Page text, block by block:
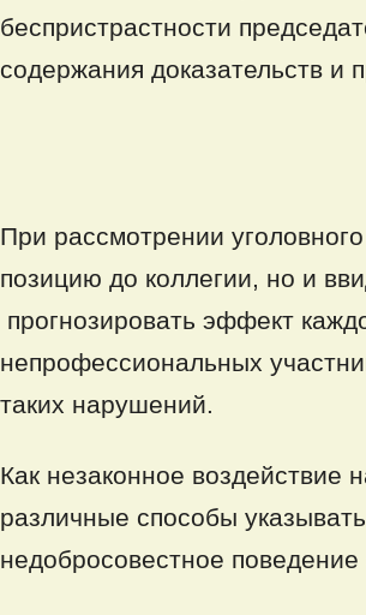
беспристрастности
содержания доказательств и
Ошибки
При рассмотрении
позицию до коллегии, но и
прогнозировать эффект
непрофессиональных
таких нарушений.
Как незаконное
различные способы
недобросовестное поведение